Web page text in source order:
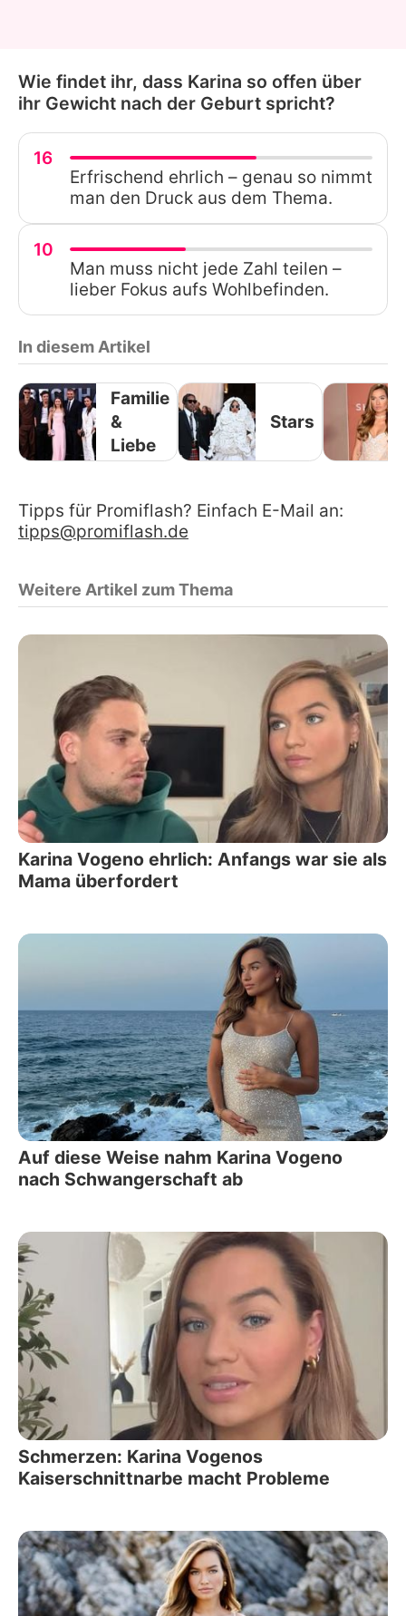
Wie findet ihr, dass Karina so offen über
ihr Gewicht nach der Geburt spricht?
16
Erfrischend ehrlich – genau so nimmt
man den Druck aus dem Thema.
10
Man muss nicht jede Zahl teilen –
lieber Fokus aufs Wohlbefinden.
In diesem Artikel
Familie
&
Liebe
Stars
Tipps für Promiflash? Einfach E-Mail an:
tipps@promiflash.de
Weitere Artikel zum Thema
Karina Vogeno ehrlich: Anfangs war sie als
Mama überfordert
Auf diese Weise nahm Karina Vogeno
nach Schwangerschaft ab
Schmerzen: Karina Vogenos
Kaiserschnittnarbe macht Probleme